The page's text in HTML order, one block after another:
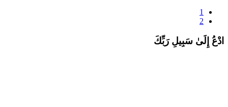
1
2
إِلَىٰ سَبِيلِ رَبِّكَ